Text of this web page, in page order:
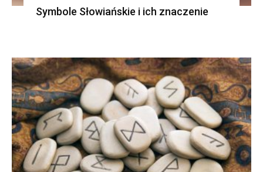
Symbole Słowiańskie i ich znaczenie